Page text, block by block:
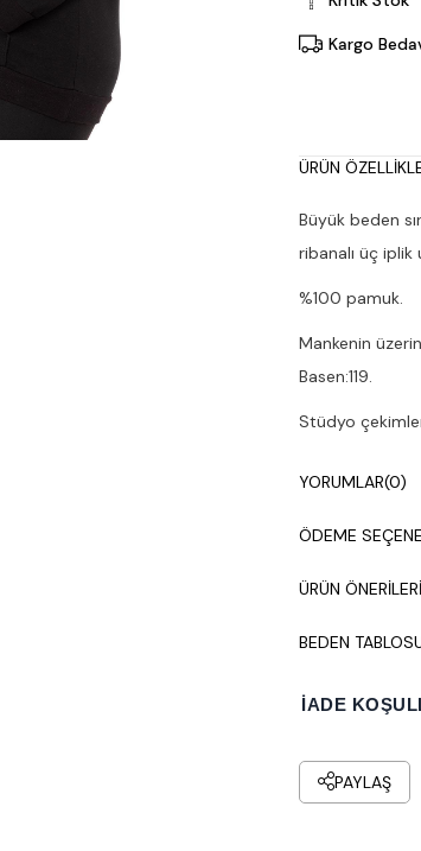
Kargo
ÜRÜN
Büyük beden
ribanalı üç
%100 pamuk.
Mankenin
Basen:119.
Stüdyo
YORUMLAR(0)
ÖDEME
ÜRÜN ÖNERILERI
BEDEN
İADE
PAYLAŞ